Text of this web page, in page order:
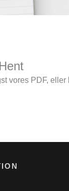
Hent
vores PDF, eller